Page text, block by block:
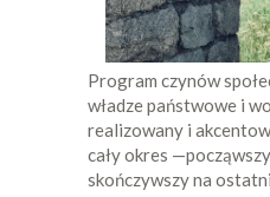
Program czynów
władze państwowe i
realizowany i
cały okres
skończywszy na